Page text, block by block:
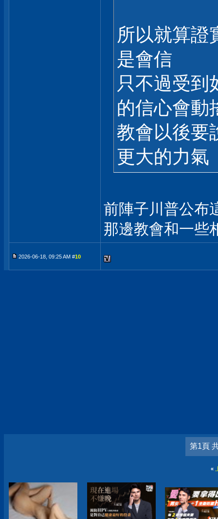
所以就算證
是會信
只不過受到
的信心會動
教會以後要
更大的力氣
前陣子川普公布
那邊教會和一些
2026-06-18, 09:25 AM #10
第1頁
«